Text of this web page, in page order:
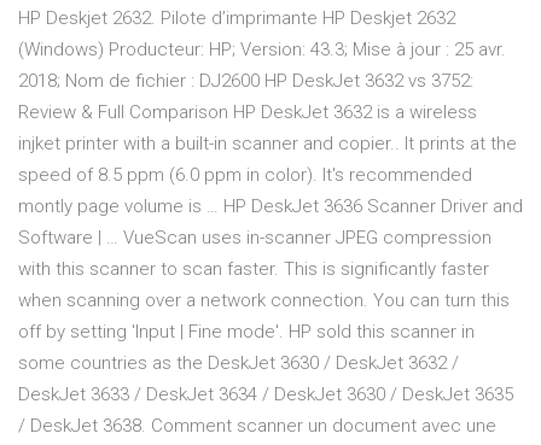
HP Deskjet 2632. Pilote d’imprimante HP Deskjet 2632
(Windows) Producteur: HP; Version: 43.3; Mise à jour : 25 avr.
2018; Nom de fichier : DJ2600 HP DeskJet 3632 vs 3752:
Review & Full Comparison HP DeskJet 3632 is a wireless
injket printer with a built-in scanner and copier.. It prints at the
speed of 8.5 ppm (6.0 ppm in color). It's recommended
montly page volume is … HP DeskJet 3636 Scanner Driver and
Software | … VueScan uses in-scanner JPEG compression
with this scanner to scan faster. This is significantly faster
when scanning over a network connection. You can turn this
off by setting 'Input | Fine mode'. HP sold this scanner in
some countries as the DeskJet 3630 / DeskJet 3632 /
DeskJet 3633 / DeskJet 3634 / DeskJet 3630 / DeskJet 3635
/ DeskJet 3638. Comment scanner un document avec une